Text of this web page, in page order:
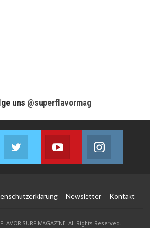
uns @superflavormag
us on Facebook
Twitter
Join us on Twitter
Youtube
Join us on Youtube
Newsletter Kontakt
SURF MAGAZINE. All Rights Reserved.